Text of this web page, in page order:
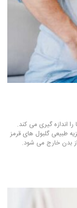
اندازه گیری می کند.
طبیعی گلبول های قرمز
از بدن خارج می شود.